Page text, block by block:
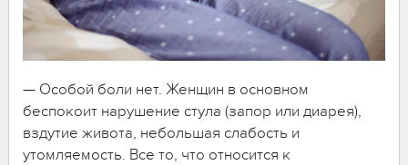
— Особой боли нет. Женщин в основном
беспокоит нарушение стула (запор или диарея),
вздутие живота, небольшая слабость и
утомляемость. Все то, что относится к